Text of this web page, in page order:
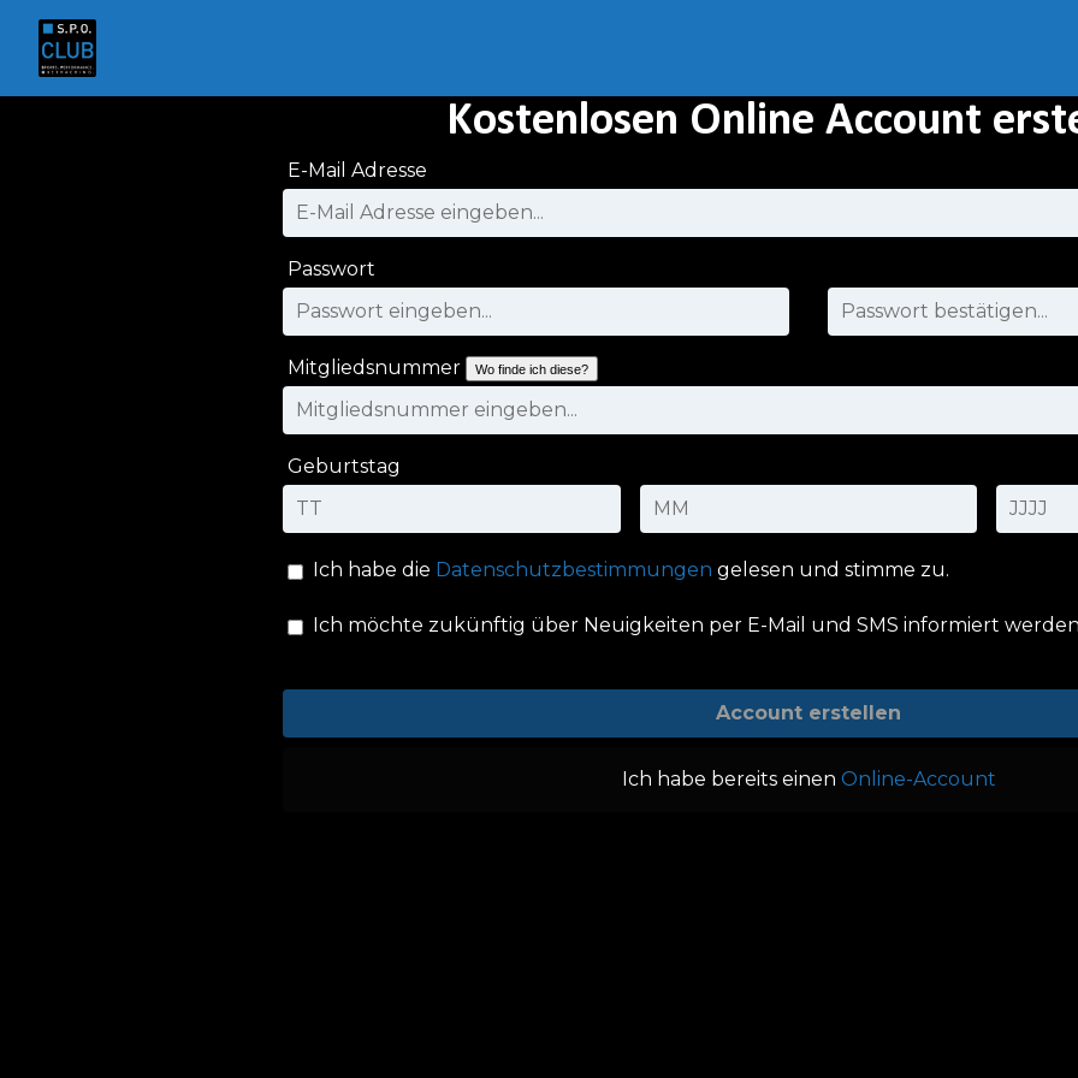
Kostenlosen Online Account
E-Mail Adresse
Passwort
Mitgliedsnummer Wo finde ich diese?
Geburtstag
Ich habe die Datenschutzbestimmungen gelesen und stimme zu.
Ich möchte zukünftig über Neuigkeiten per E-Mail und SMS informiert
Ich habe bereits einen Online-Account